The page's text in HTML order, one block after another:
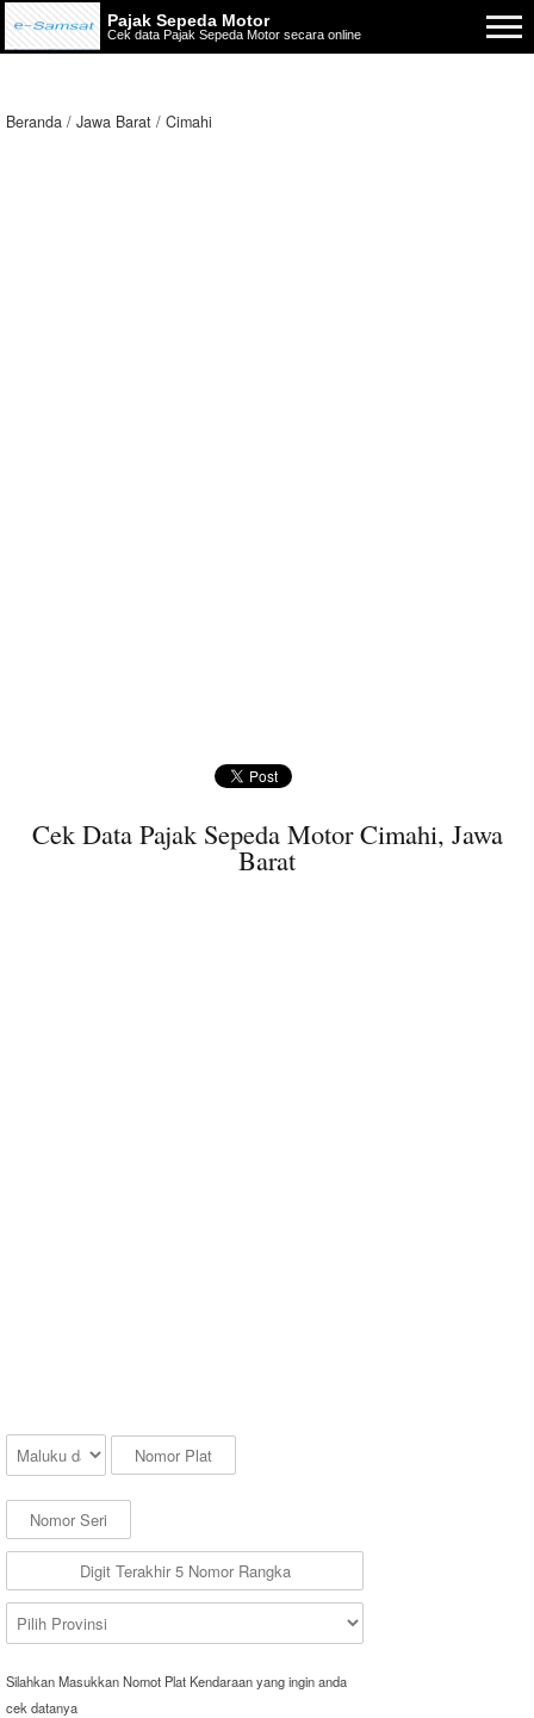
Pajak Sepeda Motor
Cek data Pajak Sepeda Motor secara online
Beranda Jawa Barat Cimahi
Cek Data Pajak Sepeda Motor Cimahi, Jawa
Barat
Silahkan Masukkan Nomot Plat Kendaraan yang ingin anda
cek datanya